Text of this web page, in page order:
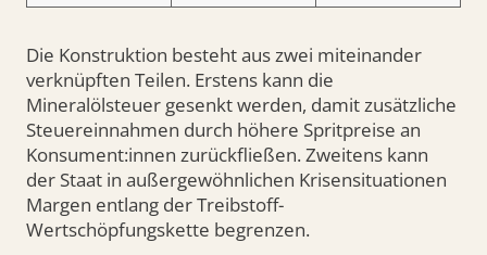
Die Konstruktion besteht aus zwei miteinander
verknüpften Teilen. Erstens kann die
Mineralölsteuer gesenkt werden, damit zusätzliche
Steuereinnahmen durch höhere Spritpreise an
Konsument:innen zurückfließen. Zweitens kann
der Staat in außergewöhnlichen Krisensituationen
Margen entlang der Treibstoff-
Wertschöpfungskette begrenzen.